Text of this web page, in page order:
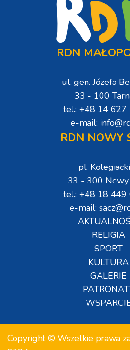
RDN
ul. gen. Józefa
33 - 100
tel.: +48 14 627
e-mail:
RDN NOWY
pl.
33 - 300 Nowy
tel.: +48 18 449
e-mail:
RELIGIA
SPORT
KULTURA
GALERIE
Copyright © Wszelkie prawa